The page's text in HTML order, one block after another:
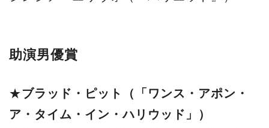
助演男優賞
★ブラッド・ピット（「ワンス・アポン・
ア・タイム・イン・ハリウッド」）